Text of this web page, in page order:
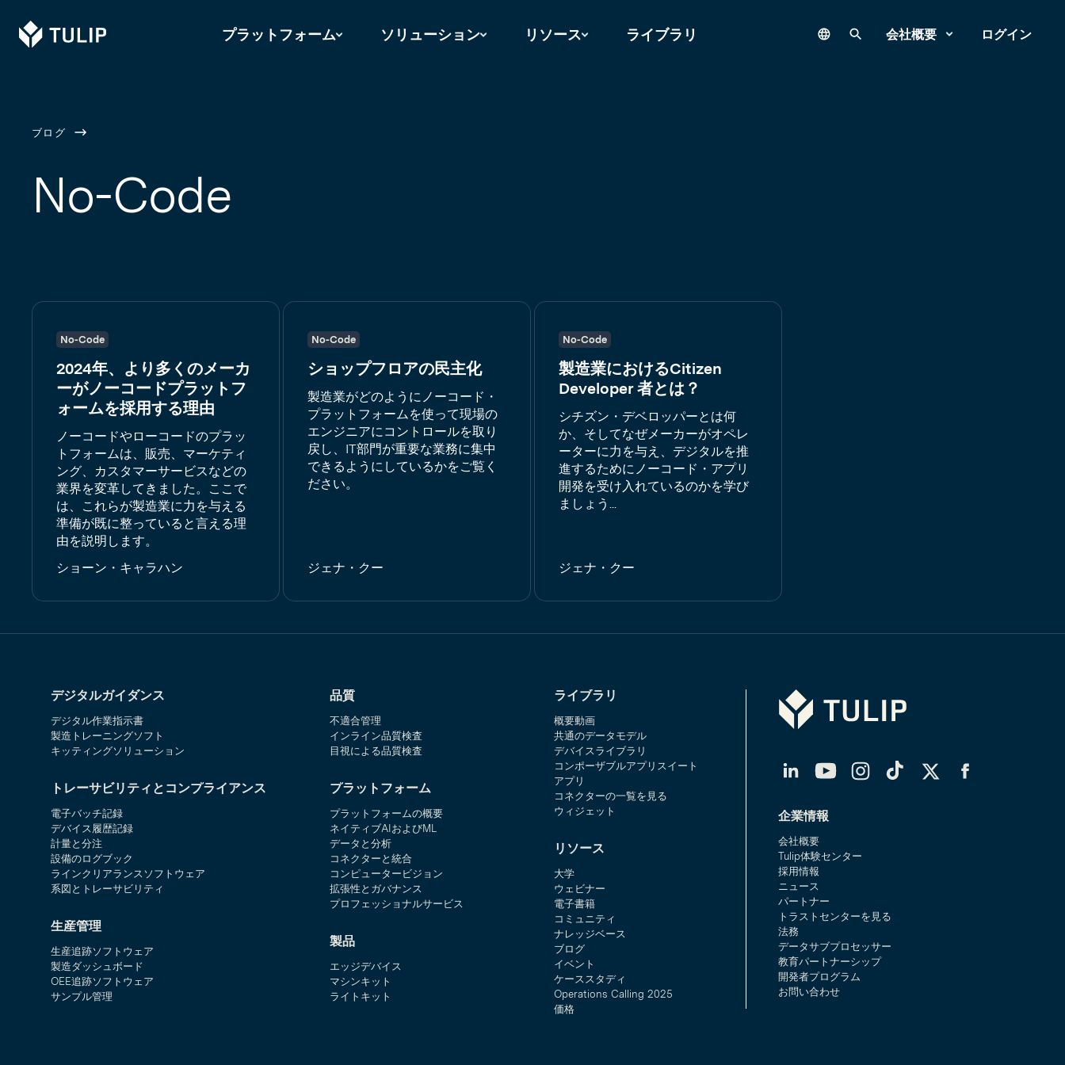
Tulip プラットフォーム ソリューション リソース ライブラリ Languageサイト内検索
会社概要 ログイン
ブログ
No-Code
No-Code
2024年、より多くのメーカ
ーがノーコードプラットフ
ォームを採用する理由
ノーコードやローコードのプラッ
トフォームは、販売、マーケティ
ング、カスタマーサービスなどの
業界を変革してきました。ここで
は、これらが製造業に力を与える
準備が既に整っていると言える理
由を説明します。
ショーン・キャラハン
No-Code
ショップフロアの民主化
製造業がどのようにノーコード・
プラットフォームを使って現場の
エンジニアにコントロールを取り
戻し、IT部門が重要な業務に集中
できるようにしているかをご覧く
ださい。
ジェナ・クー
No-Code
製造業におけるCitizen
Developer 者とは？
シチズン・デベロッパーとは何
か、そしてなぜメーカーがオペレ
ーターに力を与え、デジタルを推
進するためにノーコード・アプリ
開発を受け入れているのかを学び
ましょう...
ジェナ・クー
デジタルガイダンス
デジタル作業指示書
製造トレーニングソフト
キッティングソリューション
トレーサビリティとコンプライアンス
電子バッチ記録
デバイス履歴記録
計量と分注
設備のログブック
ラインクリアランスソフトウェア
系図とトレーサビリティ
生産管理
生産追跡ソフトウェア
製造ダッシュボード
OEE追跡ソフトウェア
サンプル管理
品質
不適合管理
インライン品質検査
目視による品質検査
プラットフォーム
プラットフォームの概要
ネイティブAIおよびML
データと分析
コネクターと統合
コンピュータービジョン
拡張性とガバナンス
プロフェッショナルサービス
製品
エッジデバイス
マシンキット
ライトキット
ライブラリ
概要動画
共通のデータモデル
デバイスライブラリ
コンポーザブルアプリスイート
アプリ
コネクターの一覧を見る
ウィジェット
リソース
大学
ウェビナー
電子書籍
コミュニティ
ナレッジベース
ブログ
イベント
ケーススタディ
Operations Calling 2025
価格
Tulip
LinkedInYouTubeInstagramTikTokX（Twitter）
Facebook
企業情報
会社概要
Tulip体験センター
採用情報
ニュース
パートナー
トラストセンターを見る
法務
データサブプロセッサー
教育パートナーシップ
開発者プログラム
お問い合わせ